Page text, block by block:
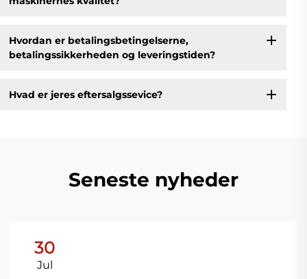
Hvordan er betalingsbetingelserne,
betalingssikkerheden og leveringstiden?
Hvad er jeres eftersalgssevice?
Seneste nyheder
30
Jul